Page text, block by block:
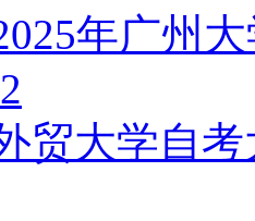
年广州
贸大学自